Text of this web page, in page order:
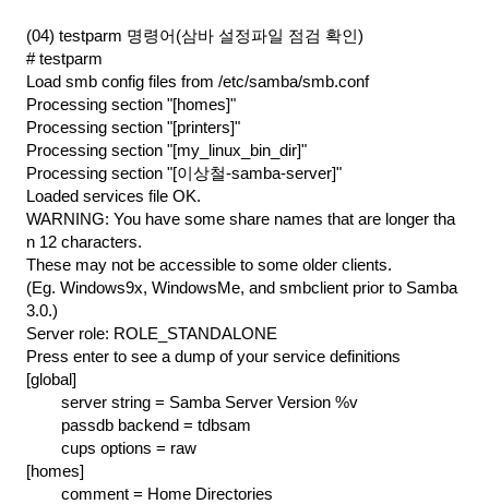
(04) testparm 명령어(삼바 설정파일 점검 확인)
# testparm
Load smb config files from /etc/samba/smb.conf
Processing section "[homes]"
Processing section "[printers]"
Processing section "[my_linux_bin_dir]"
Processing section "[이상철-samba-server]"
Loaded services file OK.
WARNING: You have some share names that are longer tha
n 12 characters.
These may not be accessible to some older clients.
(Eg. Windows9x, WindowsMe, and smbclient prior to Samba
3.0.)
Server role: ROLE_STANDALONE
Press enter to see a dump of your service definitions
[global]
server string = Samba Server Version %v
passdb backend = tdbsam
cups options = raw
[homes]
comment = Home Directories